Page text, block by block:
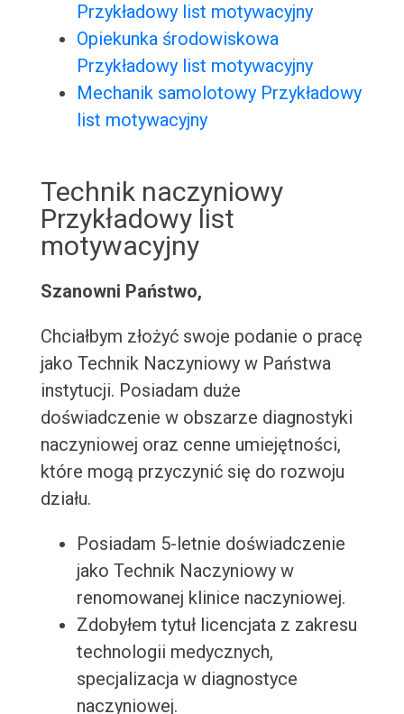
Przykładowy list motywacyjny
Opiekunka środowiskowa
Przykładowy list motywacyjny
Mechanik samolotowy Przykładowy
list motywacyjny
Technik naczyniowy
Przykładowy list
motywacyjny
Szanowni Państwo,
Chciałbym złożyć swoje podanie o pracę
jako Technik Naczyniowy w Państwa
instytucji. Posiadam duże
doświadczenie w obszarze diagnostyki
naczyniowej oraz cenne umiejętności,
które mogą przyczynić się do rozwoju
działu.
Posiadam 5-letnie doświadczenie
jako Technik Naczyniowy w
renomowanej klinice naczyniowej.
Zdobyłem tytuł licencjata z zakresu
technologii medycznych,
specjalizacja w diagnostyce
naczyniowej.